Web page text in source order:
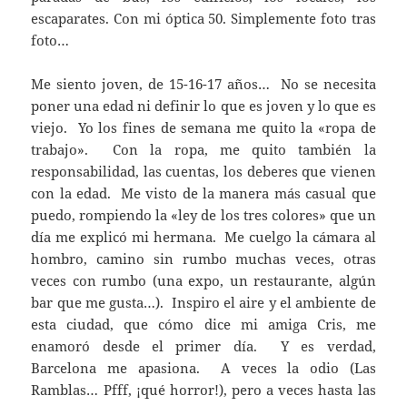
escaparates. Con mi óptica 50. Simplemente foto tras
foto…
Me siento joven, de 15-16-17 años… No se necesita
poner una edad ni definir lo que es joven y lo que es
viejo. Yo los fines de semana me quito la «ropa de
trabajo». Con la ropa, me quito también la
responsabilidad, las cuentas, los deberes que vienen
con la edad. Me visto de la manera más casual que
puedo, rompiendo la «ley de los tres colores» que un
día me explicó mi hermana. Me cuelgo la cámara al
hombro, camino sin rumbo muchas veces, otras
veces con rumbo (una expo, un restaurante, algún
bar que me gusta…). Inspiro el aire y el ambiente de
esta ciudad, que cómo dice mi amiga Cris, me
enamoró desde el primer día. Y es verdad,
Barcelona me apasiona. A veces la odio (Las
Ramblas… Pfff, ¡qué horror!), pero a veces hasta las